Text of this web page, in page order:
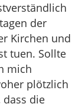
der
Kirchen und
tuen. Sollte
mich
plötzlich
dass die